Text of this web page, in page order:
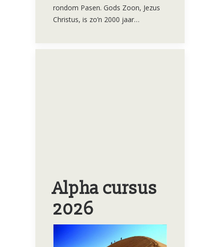
rondom Pasen. Gods Zoon, Jezus
Christus, is zo’n 2000 jaar…
Alpha cursus
2026